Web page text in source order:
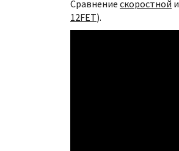
Сравнение скоростной
12FET).